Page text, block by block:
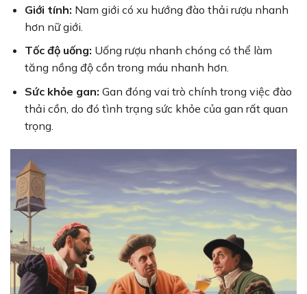
Giới tính: Nam giới có xu hướng đào thải rượu nhanh
hơn nữ giới.
Tốc độ uống: Uống rượu nhanh chóng có thể làm
tăng nồng độ cồn trong máu nhanh hơn.
Sức khỏe gan: Gan đóng vai trò chính trong việc đào
thải cồn, do đó tình trạng sức khỏe của gan rất quan
trọng.